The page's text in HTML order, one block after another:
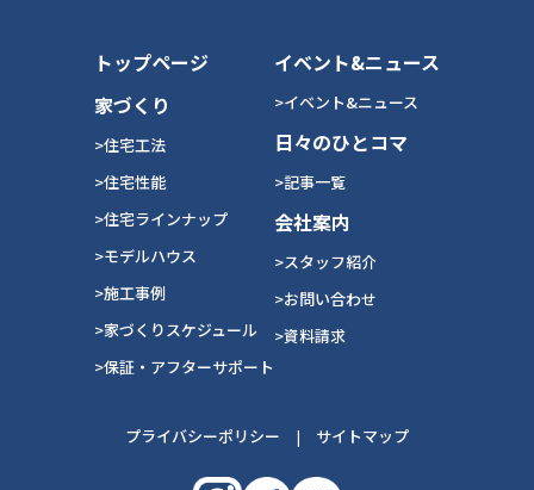
トップページ
家づくり
>住宅工法
>住宅性能
>住宅ラインナップ
>モデルハウス
>施工事例
>家づくりスケジュール
>保証・アフターサポート
イベント&ニュース
>イベント&ニュース
日々のひとコマ
>記事一覧
会社案内
>スタッフ紹介
>お問い合わせ
>資料請求
プライバシーポリシー | サイトマップ